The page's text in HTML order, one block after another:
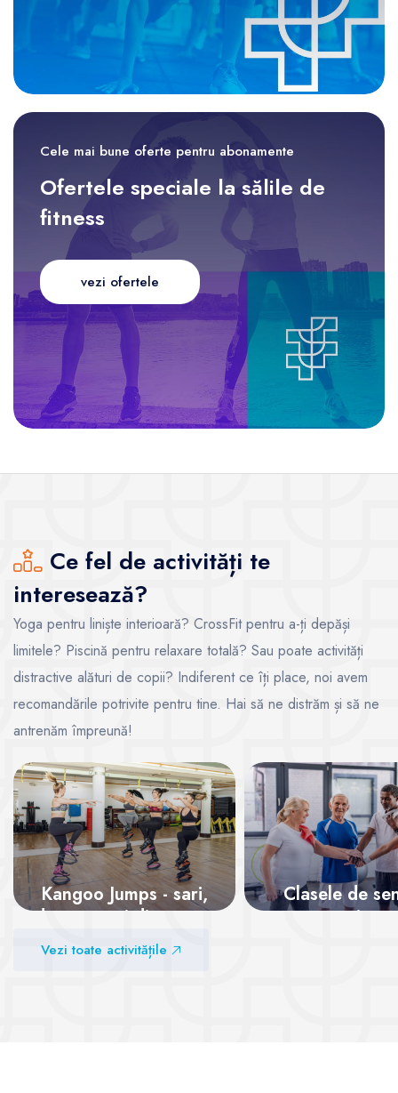
Cele mai bune oferte pentru abonamente
Ofertele speciale la sălile de
fitness
vezi ofertele
Ce fel de activități te
interesează?
Yoga pentru liniște interioară? CrossFit pentru a-ți depăși
limitele? Piscină pentru relaxare totală? Sau poate activități
distractive alături de copii? Indiferent ce îți place, noi avem
recomandările potrivite pentru tine. Hai să ne distrăm și să ne
antrenăm împreună!
Kangoo Jumps - sari,
dansează și distrează-
te
Clasele de
pentru o viață
Vezi toate activitățile